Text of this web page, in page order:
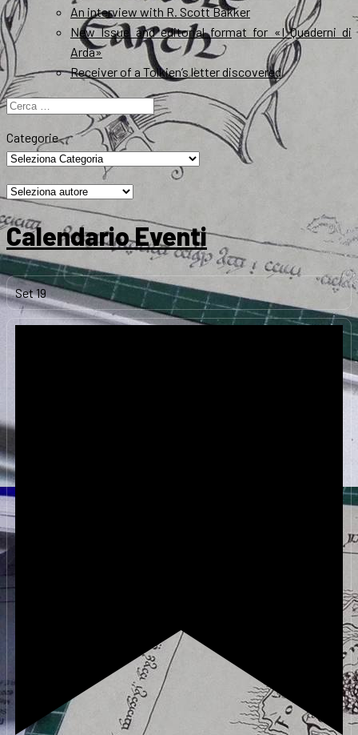
An interview with R. Scott Bakker
New Issue and editorial format for «I Quaderni di
Arda»
Receiver of a Tolkien’s letter discovered
Ricerca
Categorie
Calendario Eventi
Set19